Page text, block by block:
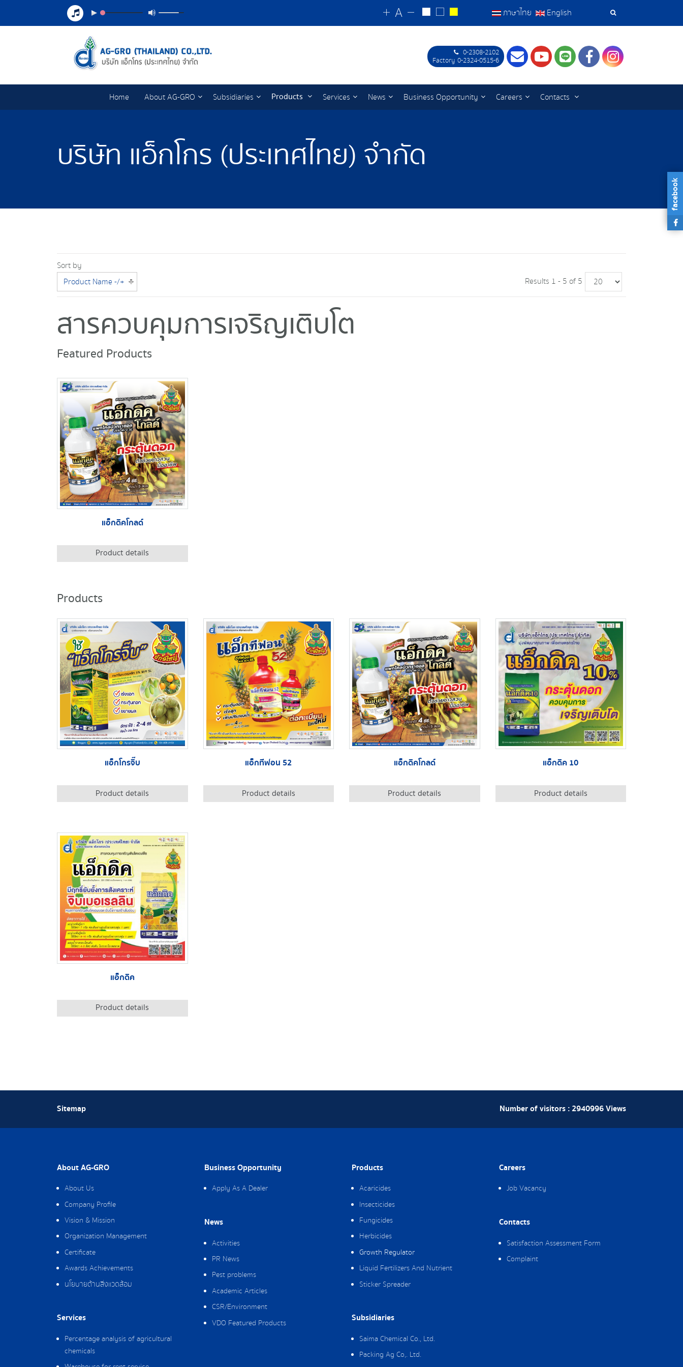
Search
ภาษาไทย English
0-2308-2102
Factory 0-2324-0515-6
ContactYoutube
LINEFacebookInstagram
Home About AG-GRO Subsidiaries Products Services News Business Opportunity Careers Contacts
บริษัท แอ็กโกร (ประเทศไทย) จำกัด
Sort by
Product Name -/+
Results 1 - 5 of 5
สารควบคุมการเจริญเติบโต
Featured Products
แอ็กดิคโกลด์
Product details
Products
แอ็กโกรจิ๊บ
Product details
แอ็กทีฟอน 52
Product details
แอ็กดิคโกลด์
Product details
แอ็กดิค 10
Product details
แอ็กดิค
Product details
Number of visitors :2940996Views
Sitemap
About AG-GRO
About Us
Company Profile
Vision & Mission
Organization Management
Certificate
Awards Achievements
นโยบายด้านสิ่งแวดล้อม
Services
Percentage analysis of agricultural
chemicals
Business Opportunity
Apply As A Dealer
News
Activities
PR News
Pest problems
Academic Articles
CSR/Environment
VDO Featured Products
Products
Acaricides
Insecticides
Fungicides
Herbicides
Growth Regulator
Liquid Fertilizers And Nutrient
Sticker Spreader
Subsidiaries
Saima Chemical Co., Ltd.
Packing Ag Co,. Ltd.
Careers
Job Vacancy
Contacts
Satisfaction Assessment Form
Complaint
facebook